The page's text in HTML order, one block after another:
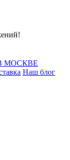
МОСКВЕ
Наш блог